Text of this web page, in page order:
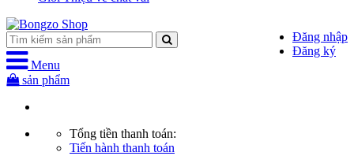
Đăng nhập
Đăng ký
Menu
sản phẩm
Tổng tiền thanh toán:
Tiến hành thanh toán